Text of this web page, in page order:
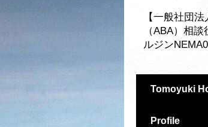
【一般社団
（ABA）相
ルジン
Tomoyuki
Profile